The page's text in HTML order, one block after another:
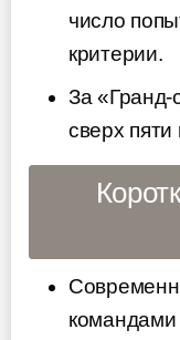
число
критерии.
За «Гранд-
сверх пяти